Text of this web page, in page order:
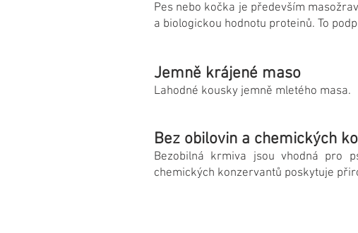
Pes nebo kočka je především
a biologickou hodnotu proteinů. To
Jemně krájené maso
Lahodné kousky jemně mletého masa.
Bez obilovin a chemických
Bezobilná krmiva jsou vhodná pro
chemických konzervantů poskytuje